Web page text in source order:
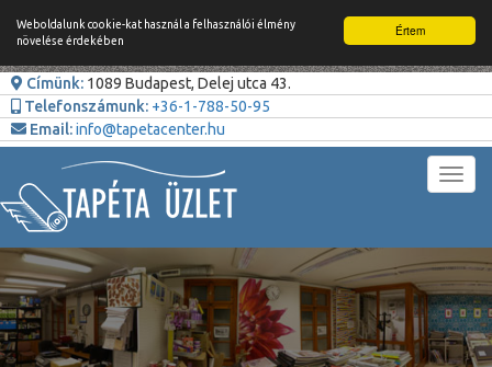
Értem
Weboldalunk cookie-kat használ a felhasználói élmény
növelése érdekében
Címünk: 1089 Budapest, Delej utca 43.
Telefonszámunk: +36-1-788-50-95
Email:info@tapetacenter.hu